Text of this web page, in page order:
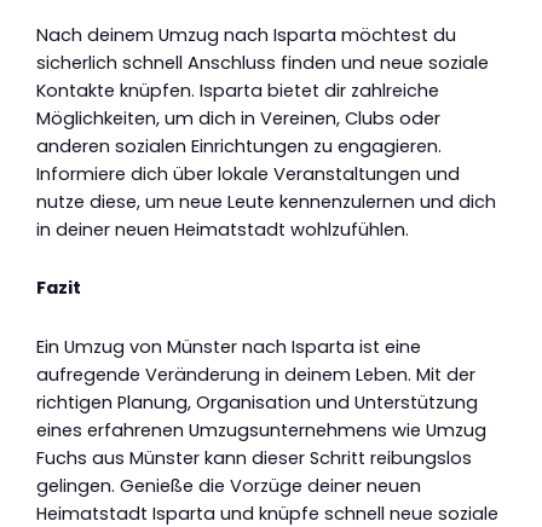
Nach deinem Umzug nach Isparta möchtest du
sicherlich schnell Anschluss finden und neue soziale
Kontakte knüpfen. Isparta bietet dir zahlreiche
Möglichkeiten, um dich in Vereinen, Clubs oder
anderen sozialen Einrichtungen zu engagieren.
Informiere dich über lokale Veranstaltungen und
nutze diese, um neue Leute kennenzulernen und dich
in deiner neuen Heimatstadt wohlzufühlen.
Fazit
Ein Umzug von Münster nach Isparta ist eine
aufregende Veränderung in deinem Leben. Mit der
richtigen Planung, Organisation und Unterstützung
eines erfahrenen Umzugsunternehmens wie Umzug
Fuchs aus Münster kann dieser Schritt reibungslos
gelingen. Genieße die Vorzüge deiner neuen
Heimatstadt Isparta und knüpfe schnell neue soziale